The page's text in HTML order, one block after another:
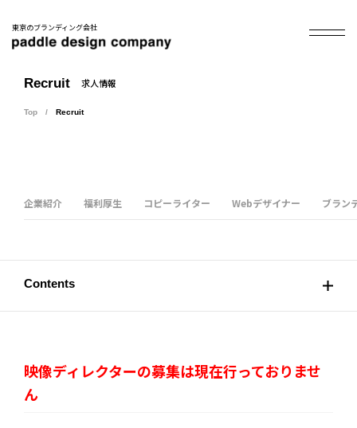
東京のブランディング会社
Recruit 求人情報
Top Recruit
企業紹介 福利厚生 コピーライター Webデザイナー ブラン
Contents
映像ディレクターの募集は現在行っておりませ
ん